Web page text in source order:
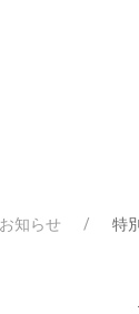
お知らせ 特